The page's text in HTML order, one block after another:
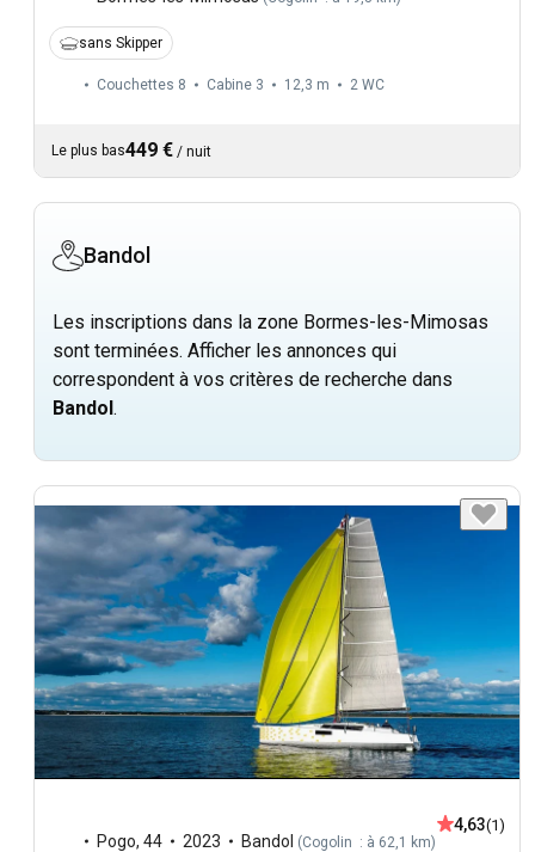
sans Skipper
Couchettes 8 Cabine 3 12,3 m 2 WC
Le plus bas449 € / nuit
Bandol
Les inscriptions dans la zone Bormes-les-Mimosas
sont terminées. Afficher les annonces qui
correspondent à vos critères de recherche dans
Bandol .
Pogo, 44 2023 Bandol (Cogolin : à 62,1 km)
4,63(1)